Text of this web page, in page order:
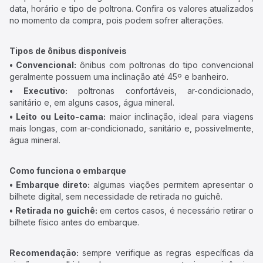
data, horário e tipo de poltrona. Confira os valores atualizados
no momento da compra, pois podem sofrer alterações.
Tipos de ônibus disponíveis
• Convencional: ônibus com poltronas do tipo convencional
geralmente possuem uma inclinação até 45º e banheiro.
• Executivo: poltronas confortáveis, ar-condicionado,
sanitário e, em alguns casos, água mineral.
• Leito ou Leito-cama: maior inclinação, ideal para viagens
mais longas, com ar-condicionado, sanitário e, possivelmente,
água mineral.
Como funciona o embarque
• Embarque direto: algumas viações permitem apresentar o
bilhete digital, sem necessidade de retirada no guichê.
• Retirada no guichê: em certos casos, é necessário retirar o
bilhete físico antes do embarque.
Recomendação: sempre verifique as regras específicas da